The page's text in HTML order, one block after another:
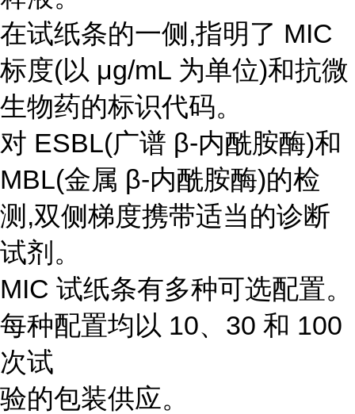
在试纸条的一侧,指明了 MIC
标度(以 μg/mL 为单位)和抗微
生物药的标识代码。
对 ESBL(广谱 β-内酰胺酶)和
MBL(金属 β-内酰胺酶)的检
测,双侧梯度携带适当的诊断
试剂。
MIC 试纸条有多种可选配置。
每种配置均以 10、30 和 100
次试
验的包装供应。